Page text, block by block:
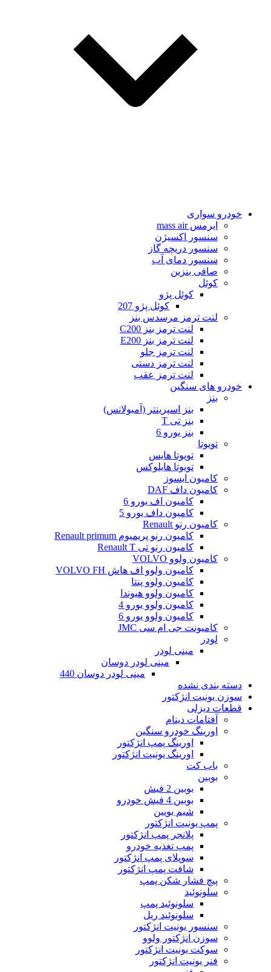
خودرو سواری
ایرمس mass air
سنسور اکسیژن
سنسور دریچه گاز
سنسور دمای آب
صافی بنزین
کوئل
کوئل پژو
کوئل پژو 207
لنت ترمز مرسدس بنز
لنت ترمز بنز C200
لنت ترمز بنز E200
لنت ترمز جلو
لنت ترمز دستی
لنت ترمز عقب
خودرو های سنگین
بنز
بنز اسپرینتر (آمبولانس)
بنز تی T
بنز یورو 6
تویوتا
تویوتا هایس
تویوتا هایلوکس
کامیون ایسوز
کامیون داف DAF
کامیون اف یورو 6
کامیون داف یورو 5
کامیون رنو Renault
کامیون رنو پریمیوم Renault primum
کامیون رنو تی Renault T
کامیون ولوو VOLVO
کامیون ولوو اف هاش VOLVO FH
کامیون ولوو پنتا
کامیون ولوو هیوندا
کامیون ولوو یورو 4
کامیون ولوو یورو 6
کامیونت جی ام سی JMC
لودر
مینی لودر
مینی لودر دوسان
مینی لودر دوسان 440
دسته بندی نشده
سوزن یونیت انژکتور
قطعات دیزلی
آفتامات دینام
اورینگ خودرو سنگین
اورینگ پمپ انژکتور
اورینگ یونیت انژکتور
باب کت
بوبین
بوبین 2 فیش
بوبین 4 فیش خودرو
شیم بویین
پمپ یونیت انژکتور
پلانجر پمپ انژکتور
پمپ تغذیه خودرو
سوپلای پمپ انژکتور
شافت پمپ انژکتور
پیچ فشار شکن پمپ
سلونوئید
سلونوئید پمپ
سلونوئید ریل
سنسور یونیت انژکتور
سوزن انژکتور ولوو
سوکت یونیت انژکتور
فنر یونیت انژکتور